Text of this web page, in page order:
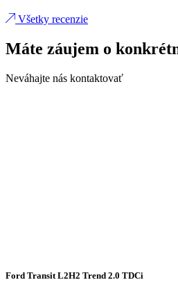
Všetky recenzie
Máte záujem o
Neváhajte nás kontaktovať
Ford Transit L2H2 Trend 2.0 TDCi